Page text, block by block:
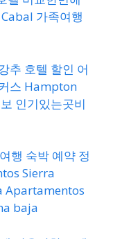
가족여행
추 호텔 할인 어
스 Hampton
인기있는곳비
행 숙박 예약 정
Sierra
Apartamentos
baja